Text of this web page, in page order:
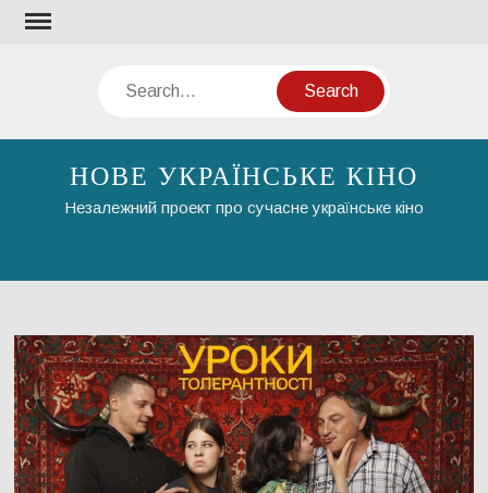
Skip
Search
НОВЕ УКРАЇНСЬКЕ КІНО
Незалежний проект про сучасне українське кіно